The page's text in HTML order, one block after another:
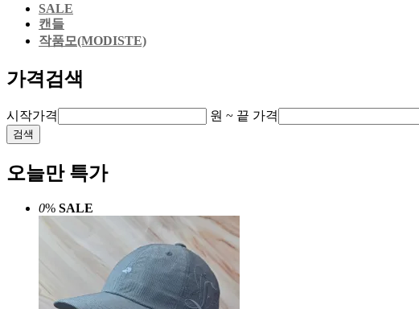
SALE
캔들
작품모(MODISTE)
가격검색
시작가격 원 ~ 끝 가격
검색
오늘만 특가
0% SALE